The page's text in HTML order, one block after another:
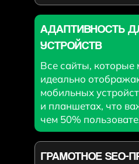
АДАПТИВНОСТЬ
УСТРОЙСТВ
Все сайты, которые
идеально
мобильных
и планшетах, что
чем 50%
ГРАМОТНОЕ SEO-